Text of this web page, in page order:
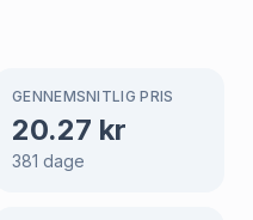
GENNEMSNITLIG PRIS
20.27 kr
381 dage